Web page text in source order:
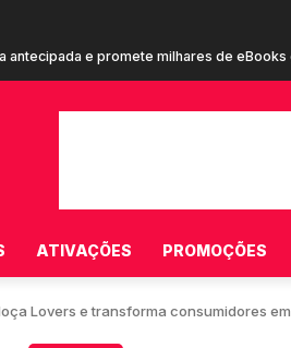
antecipada e promete milhares de
cupom de R$ 20 em campanha
ATIVAÇÕES PROMOÇÕES
Lovers e transforma consumidores